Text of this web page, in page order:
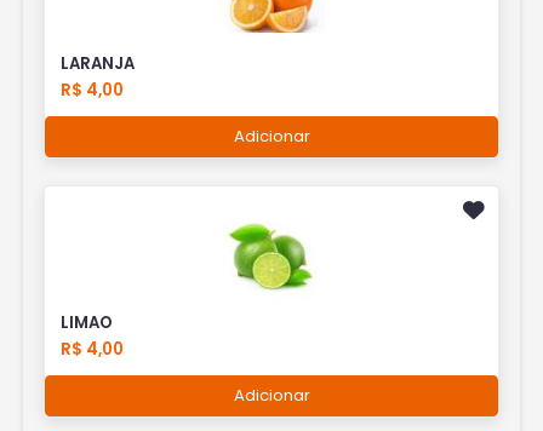
LARANJA
R$ 4,00
Adicionar
LIMAO
R$ 4,00
Adicionar